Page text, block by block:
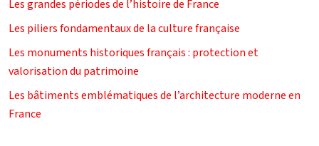
Les grandes périodes de l’histoire de France
Les piliers fondamentaux de la culture française
Les monuments historiques français : protection et
valorisation du patrimoine
Les bâtiments emblématiques de l’architecture moderne en
France